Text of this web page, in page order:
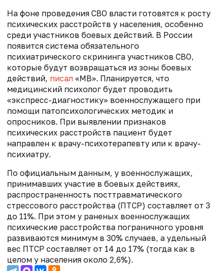
На фоне проведения СВО власти готовятся к росту
психических расстройств у населения, особенно
среди участников боевых действий. В России
появится система обязательного
психиатрического скрининга участников СВО,
которые будут возвращаться из зоны боевых
действий, писал «МВ». Планируется, что
медицинский психолог будет проводить
«экспресс-диагностику» военнослужащего при
помощи патопсихологических методик и
опросников. При выявлении признаков
психических расстройств пациент будет
направлен к врачу-психотерапевту или к врачу-
психиатру.
По официальным данным, у военнослужащих,
принимавших участие в боевых действиях,
распространенность посттравматического
стрессового расстройства (ПТСР) составляет от 3
до 11%. При этом у раненых военнослужащих
психические расстройства пограничного уровня
развиваются минимум в 30% случаев, а удельный
вес ПТСР составляет от 14 до 17% (тогда как в
целом у населения около 2,6%).